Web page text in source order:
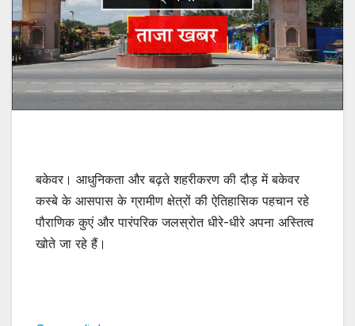
बकेवर। आधुनिकता और बढ़ते शहरीकरण की दौड़ में बकेवर
कस्बे के आसपास के ग्रामीण क्षेत्रों की ऐतिहासिक पहचान रहे
पौराणिक कुएं और पारंपरिक जलस्रोत धीरे-धीरे अपना अस्तित्व
खोते जा रहे हैं।